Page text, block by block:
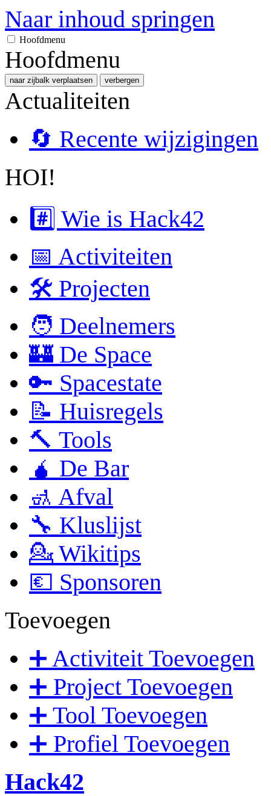
Naar inhoud springen
Hoofdmenu
Hoofdmenu
naar zijbalk verplaatsen verbergen
Actualiteiten
🔄 Recente wijzigingen
HOI!
#️⃣ Wie is Hack42
📅 Activiteiten
🛠 Projecten
🧑 Deelnemers
🏰 De Space
🔑 Spacestate
📝 Huisregels
🔨 Tools
🧉 De Bar
🚮 Afval
🔧 Kluslijst
💁 Wikitips
💶 Sponsoren
Toevoegen
➕ Activiteit Toevoegen
➕ Project Toevoegen
➕ Tool Toevoegen
➕ Profiel Toevoegen
Hack42